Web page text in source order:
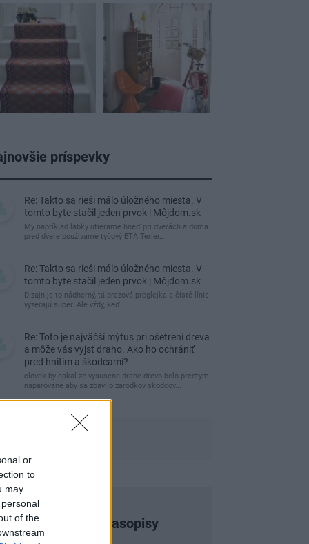
or
to
may
of the
príspevky
Re: Takto sa rieši málo úložného miesta. V
tomto byte stačil jeden prvok | Môjdom.sk
My napríklad labky utierame hneď pri dverách a doma
pred dvere používame tyčový ETA Terier…
Re: Takto sa rieši málo úložného miesta. V
tomto byte stačil jeden prvok | Môjdom.sk
Dizajn je to nádherný, tá brezová preglejka a čisté línie
vyzerajú super. Ale vždy, keď…
Re: Toto je najväčší mýtus pri ošetrení dreva
a môže vás vyjsť draho. Ako ho ochrániť
pred hnitím a škodcami?
clovek by cakal ze vysusene drahe drevo bolo predtym
naparovane aby sa zbavilo zarodkov skodcov...
Najnovšie časopisy